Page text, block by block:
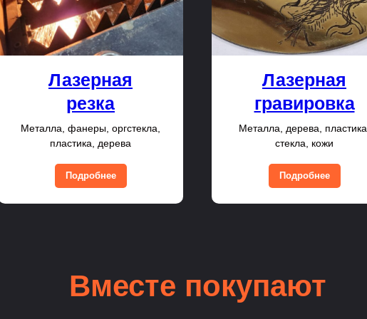
Лазерная
резка
Металла, фанеры, оргстекла,
пластика, дерева
Подробнее
Лазерная
гравировка
Металла, дерева, пластика,
стекла, кожи
Подробнее
Вместе покупают